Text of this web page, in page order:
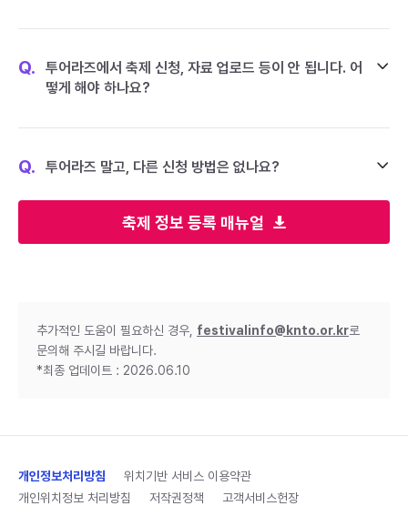
축제 정보 등록 매뉴얼
Q.
투어라즈에서 축제 신청, 자료 업로드 등이 안 됩니다. 어
떻게 해야 하나요?
Q. 투어라즈 말고, 다른 신청 방법은 없나요?
추가적인 도움이 필요하신 경우, festivalinfo@knto.or.kr로
문의해 주시길 바랍니다.
*최종 업데이트 : 2026.06.10
개인정보처리방침
위치기반 서비스 이용약관
개인위치정보 처리방침
저작권정책 고객서비스헌장